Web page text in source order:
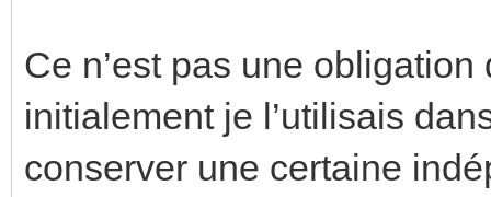
Ce n’est pas une
initialement je l’utilisais
conserver une certaine